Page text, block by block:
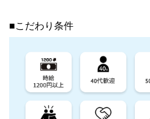
■こだわり条件